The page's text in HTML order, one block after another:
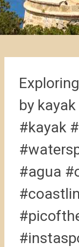
by kayak
#kayak
#agua